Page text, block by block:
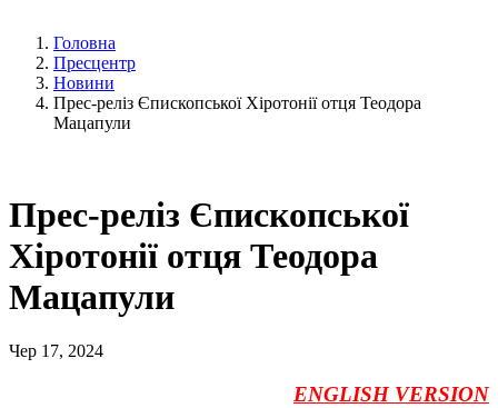
Головна
Пресцентр
Новини
Прес-реліз Єпископської Хіротонії отця Теодора
Мацапули
Прес-реліз Єпископської
Хіротонії отця Теодора
Мацапули
Чер 17, 2024
ENGLISH VERSION